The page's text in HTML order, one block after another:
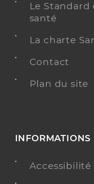
Le Standard
santé
La charte
Contact
Plan du site
INFORMATIONS